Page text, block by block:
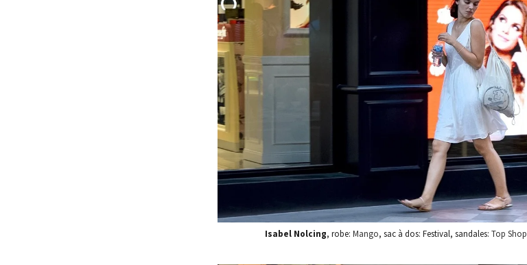
​Isabel Nolcing, robe: Mango, sac à dos: Festival, sandales: Top Shop